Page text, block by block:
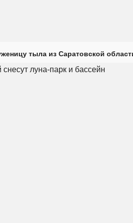
тыла из Саратовской